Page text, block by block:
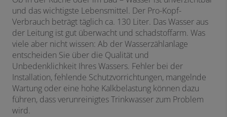
und das wichtigste Lebensmittel. Der Pro-Kopf-
Verbrauch beträgt täglich ca. 130 Liter. Das Wasser aus
der Leitung ist gut überwacht und schadstoffarm. Was
viele aber nicht wissen: Ab der Wasserzählanlage
entscheiden Sie über die Qualität und
Unbedenklichkeit Ihres Wassers. Fehler bei der
Installation, fehlende Schutzvorrichtungen, mangelnde
Wartung oder eine hohe Kalkbelastung können dazu
führen, dass verunreinigtes Trinkwasser zum Problem
wird.